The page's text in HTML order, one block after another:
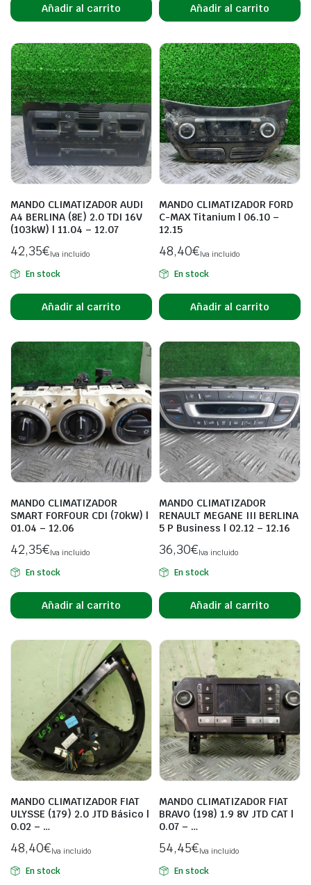
Añadir al carrito Añadir al carrito
MANDO CLIMATIZADOR AUDI
A4 BERLINA (8E) 2.0 TDI 16V
(103kW) | 11.04 – 12.07
42,35€Iva incluido
En stock
Añadir al carrito
MANDO CLIMATIZADOR FORD
C-MAX Titanium | 06.10 –
12.15
48,40€Iva incluido
En stock
Añadir al carrito
MANDO CLIMATIZADOR
SMART FORFOUR CDI (70kW) |
01.04 – 12.06
42,35€Iva incluido
En stock
Añadir al carrito
MANDO CLIMATIZADOR
RENAULT MEGANE III BERLINA
5 P Business | 02.12 – 12.16
36,30€Iva incluido
En stock
Añadir al carrito
MANDO CLIMATIZADOR FIAT
ULYSSE (179) 2.0 JTD Básico |
0.02 – …
48,40€Iva incluido
En stock
MANDO CLIMATIZADOR FIAT
BRAVO (198) 1.9 8V JTD CAT |
0.07 – …
54,45€Iva incluido
En stock